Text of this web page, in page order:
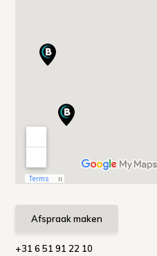
Afspraak maken
+31 6 51 91 22 10